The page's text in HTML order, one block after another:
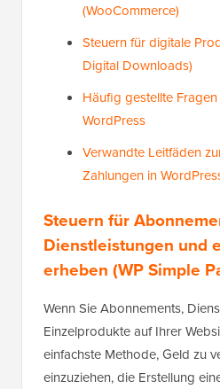
(WooCommerce)
Steuern für digitale
Digital Downloads)
Häufig gestellte
WordPress
Verwandte Leitfäden
Zahlungen in
Steuern für
Dienstleistungen und
erheben (WP Simple
Wenn Sie Abonnements,
Einzelprodukte auf Ihrer
einfachste Methode, Geld zu
einzuziehen, die Erstellung